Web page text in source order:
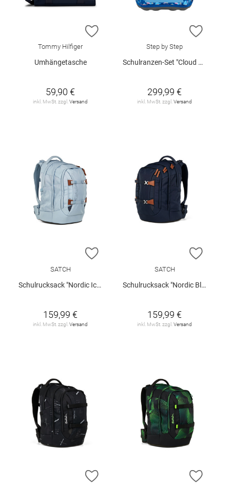
ZUR WUNSCHLISTE HINZUFÜGEN
Tommy Hilfiger
Umhängetasche
59,90 €
inkl. MwSt. zzgl. Versand
ZUR
Step by Step
Schulranzen-Set "Cloud Reflect Seashell"
299,99 €
inkl. MwSt. zzgl. Versand
ZUR WUNSCHLISTE HINZUFÜGEN
SATCH
Schulrucksack "Nordic Ice Pack"
159,99 €
inkl. MwSt. zzgl. Versand
ZUR
SATCH
Schulrucksack "Nordic Blue Pack"
159,99 €
inkl. MwSt. zzgl. Versand
ZUR WUNSCHLISTE HINZUFÜGEN
ZUR